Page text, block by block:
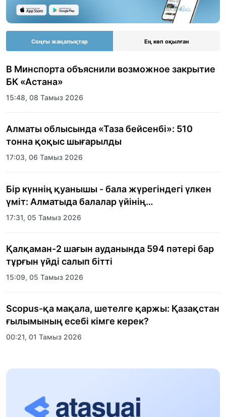
Соңғы жаңалықтар Ең көп оқылған
В Минспорта объяснили возможное закрытие
БК «Астана»
15:48, 08 Тамыз 2026
Алматы облысында «Таза бейсенбі»: 510
тонна қоқыс шығарылды
17:03, 06 Тамыз 2026
Бір күннің қуанышы - бала жүрегіндегі үлкен
үміт: Алматыда балалар үйінің
тәрбиеленушілеріне мерекелік күн
17:31, 05 Тамыз 2026
Қалқаман-2 шағын ауданында 594 пәтері бар
тұрғын үйді салып бітті
15:09, 05 Тамыз 2026
Scopus-қа мақала, шетелге қаржы: Қазақстан
ғылымының есебі кімге керек?
00:21, 01 Тамыз 2026
«Заң керуені» жобасы: Абай облысында
17:31, 31 Шілде 2026